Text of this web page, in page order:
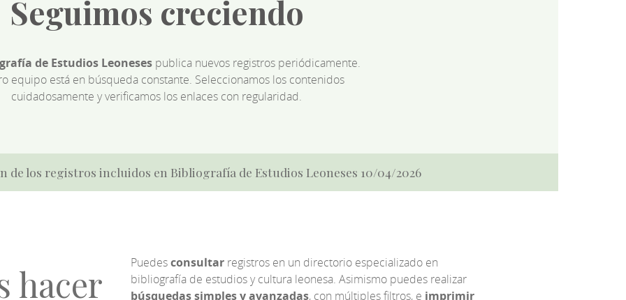
Seguimos creciendo
de Estudios Leonesespublica nuevos registros periódicamente.
equipo está en búsqueda constante. Seleccionamos los contenidos
cuidadosamente y verificamos los enlaces con regularidad.
de los registros incluidos en Bibliografía de Estudios Leoneses 10/04/2026
hacer Puedesconsultarregistros en un directorio especializado en
bibliografía de estudios y cultura leonesa. Asimismo puedes realizar
búsquedas simples y avanzadas, con múltiples filtros, e imprimir